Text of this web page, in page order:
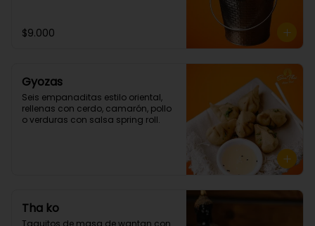
$9.000
Gyozas
Seis empanaditas estilo oriental,
rellenas con cerdo, camarón, pollo
o verduras con salsa spring roll.
Tha ko
Taquitos de masa de wantan con